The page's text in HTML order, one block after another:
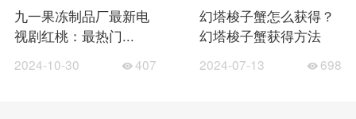
九一果冻制品厂最新电
视剧红桃：最热门...
2024-10-30 407
幻塔梭子蟹怎么获得？
幻塔梭子蟹获得方法
2024-07-13 698